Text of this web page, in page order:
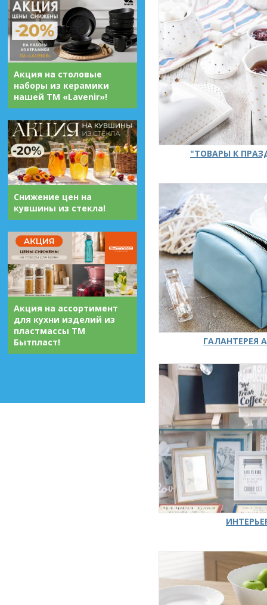
Акция на столовые
наборы из керамики
нашей ТМ «Lavenir»!
Снижение цен на
кувшины из стекла!
Акция на ассортимент
для кухни изделий из
пластмассы ТМ
Бытпласт!
"ТОВАРЫ К
ГАЛАНТЕРЕЯ